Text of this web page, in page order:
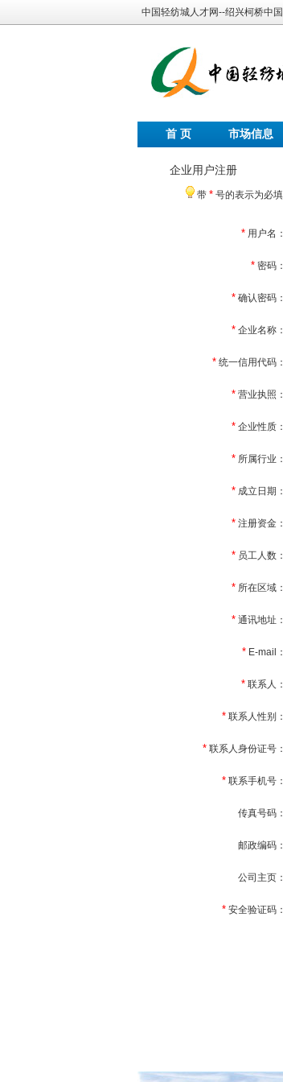
中国轻纺城人才网--绍兴柯桥中
首 页 市场信息
企业用户注册
带 *号的表示为必填
*用户名：
*密码：
*确认密码：
*企业名称：
*统一信用代码：
*营业执照：
*企业性质：
*所属行业：
*成立日期：
*注册资金：
*员工人数：
*所在区域：
*通讯地址：
*E-mail：
*联系人：
*联系人性别：
*联系人身份证号：
*联系手机号：
传真号码：
邮政编码：
公司主页：
*安全验证码：